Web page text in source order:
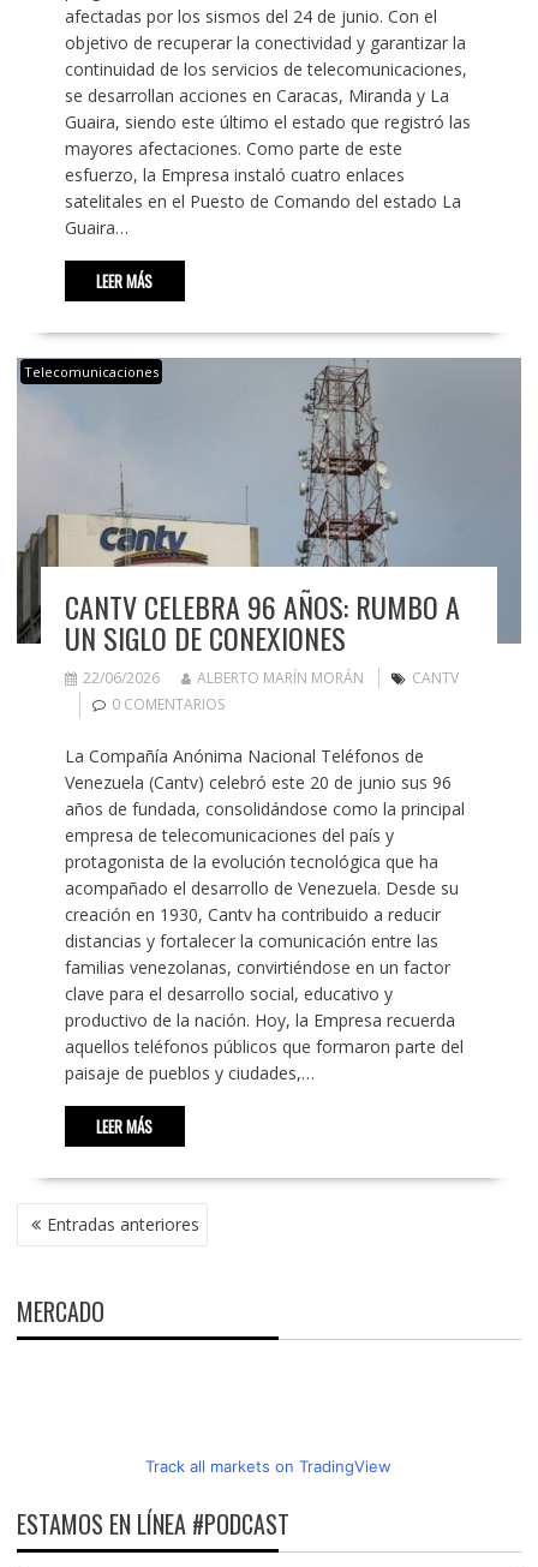
afectadas por los sismos del 24 de junio. Con el
objetivo de recuperar la conectividad y garantizar la
continuidad de los servicios de telecomunicaciones,
se desarrollan acciones en Caracas, Miranda y La
Guaira, siendo este último el estado que registró las
mayores afectaciones. Como parte de este
esfuerzo, la Empresa instaló cuatro enlaces
satelitales en el Puesto de Comando del estado La
Guaira…
LEER MÁS
Telecomunicaciones
CANTV CELEBRA 96 AÑOS: RUMBO A
UN SIGLO DE CONEXIONES
22/06/2026 ALBERTO MARÍN MORÁN
CANTV
0 COMENTARIOS
La Compañía Anónima Nacional Teléfonos de
Venezuela (Cantv) celebró este 20 de junio sus 96
años de fundada, consolidándose como la principal
empresa de telecomunicaciones del país y
protagonista de la evolución tecnológica que ha
acompañado el desarrollo de Venezuela. Desde su
creación en 1930, Cantv ha contribuido a reducir
distancias y fortalecer la comunicación entre las
familias venezolanas, convirtiéndose en un factor
clave para el desarrollo social, educativo y
productivo de la nación. Hoy, la Empresa recuerda
aquellos teléfonos públicos que formaron parte del
paisaje de pueblos y ciudades,…
LEER MÁS
NAVEGACIÓN
DE Entradas anteriores
MERCADO
Track all markets on TradingView
ESTAMOS EN LÍNEA #PODCAST